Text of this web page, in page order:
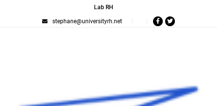
Lab RH
stephane@universityrh.net